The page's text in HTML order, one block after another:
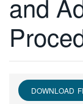
DEUTSCH
VIỆT NAM
日本語
and
DOWNLOAD